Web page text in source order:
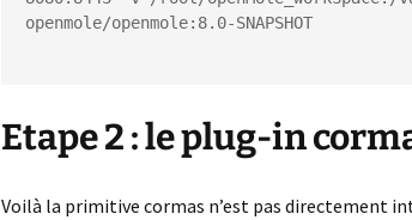
openmole/openmole:8.0-SNAPSHOT
Etape 2 : le plug-in
Voilà la primitive cormas n’est pas directement